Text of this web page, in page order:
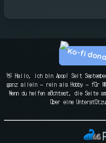
👋 Hallo, ich bin Apop! Seit
ganz allein — rein als Hobby — für
Wenn du helfen möchtest, die Seite
über eine